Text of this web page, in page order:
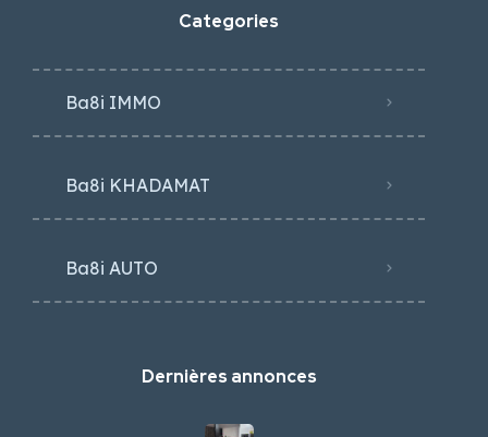
Categories
Ba8i IMMO
Ba8i KHADAMAT
Ba8i AUTO
Dernières annonces